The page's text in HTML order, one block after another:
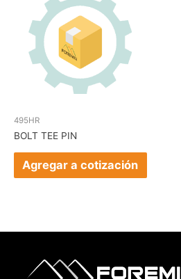
495HR
BOLT TEE PIN
Agregar a cotización